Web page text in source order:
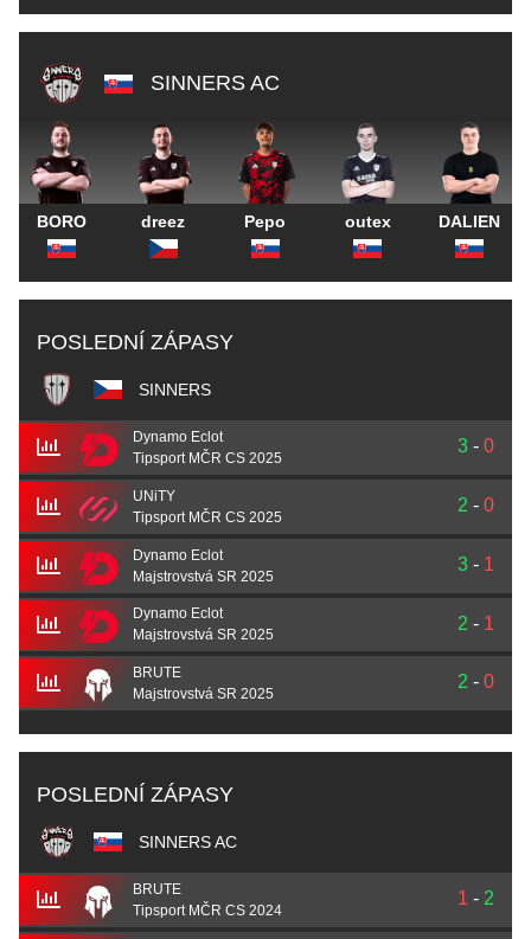
SINNERS AC
BORO dreez Pepo outex DALIEN
POSLEDNÍ ZÁPASY
SINNERS
Dynamo Eclot
Tipsport MČR CS 2025
3 - 0
UNiTY
Tipsport MČR CS 2025
2 - 0
Dynamo Eclot
Majstrovstvá SR 2025
3 - 1
Dynamo Eclot
Majstrovstvá SR 2025
2 - 1
BRUTE
Majstrovstvá SR 2025
2 - 0
POSLEDNÍ ZÁPASY
SINNERS AC
BRUTE
Tipsport MČR CS 2024
1 - 2